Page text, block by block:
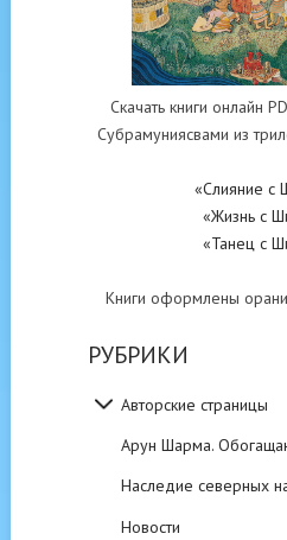
Скачать книги онлайн
Субрамуниясвами из
«Слияние с
«Жизнь с
«Танец с
Книги оформлены
РУБРИКИ
Авторские страницы
Арун Шарма.
Наследие северных
Новости